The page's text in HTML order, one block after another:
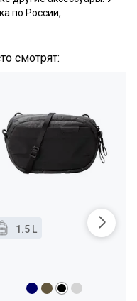
по России,
смотрят:
1.5 L